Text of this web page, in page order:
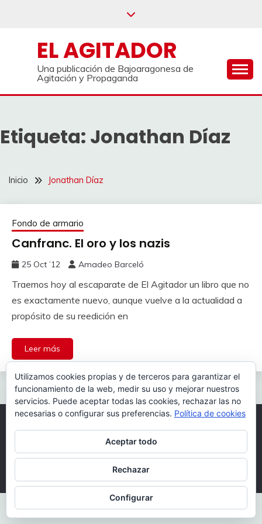
EL AGITADOR
Una publicación de Bajoaragonesa de
Agitación y Propaganda
Etiqueta: Jonathan Díaz
Inicio Jonathan Díaz
Fondo de armario
Canfranc. El oro y los nazis
25 Oct ’12 Amadeo Barceló
Traemos hoy al escaparate de El Agitador un libro que no
es exactamente nuevo, aunque vuelve a la actualidad a
propósito de su reedición en
Leer más
Funciona gracias a WordPress
Utilizamos cookies propias y de terceros para garantizar el
funcionamiento de la web, medir su uso y mejorar nuestros
servicios. Puede aceptar todas las cookies, rechazar las no
necesarias o configurar sus preferencias. Política de cookies
Aceptar todo
Rechazar
Configurar